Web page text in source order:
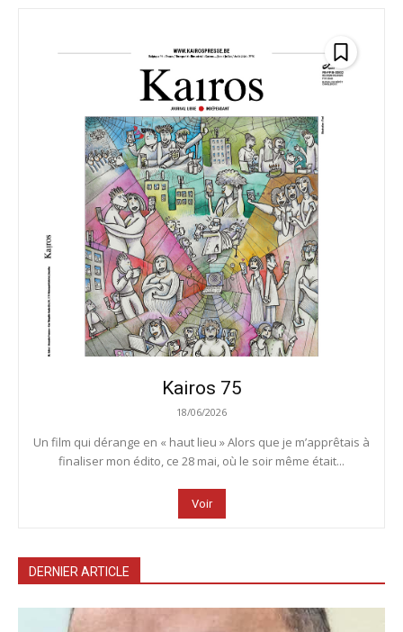
Kairos 75
18/06/2026
Un film qui dérange en « haut lieu » Alors que je m’apprêtais à
finaliser mon édito, ce 28 mai, où le soir même était...
Voir
DERNIER ARTICLE